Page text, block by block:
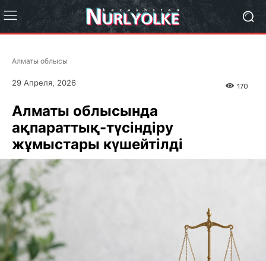
Алматы облысы
29 Апреля, 2026 170
Алматы облысында
ақпараттық-түсіндіру
жұмыстары күшейтілді